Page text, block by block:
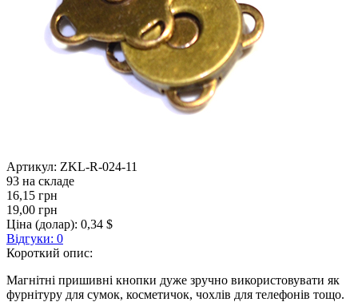
Артикул: ZKL-R-024-11
93 на складе
16,15 грн
19,00 грн
Ціна (долар): 0,34 $
Відгуки: 0
Короткий опис:
Магнітні пришивні кнопки дуже зручно використовувати як
фурнітуру для сумок, косметичок, чохлів для телефонів тощо.